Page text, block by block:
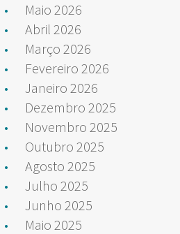
Maio 2026
Abril 2026
Março 2026
Fevereiro 2026
Janeiro 2026
Dezembro 2025
Novembro 2025
Outubro 2025
Agosto 2025
Julho 2025
Junho 2025
Maio 2025